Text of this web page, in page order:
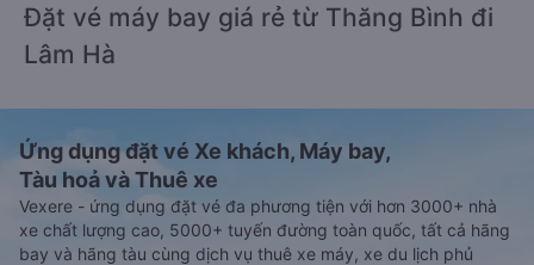
Đặt vé máy bay giá rẻ từ Thăng Bình đi
Lâm Hà
Ứng dụng đặt vé Xe khách, Máy bay,
Tàu hoả và Thuê xe
Vexere - ứng dụng đặt vé đa phương tiện với hơn 3000+ nhà
xe chất lượng cao, 5000+ tuyến đường toàn quốc, tất cả hãng
bay và hãng tàu cùng dịch vụ thuê xe máy, xe du lịch phủ